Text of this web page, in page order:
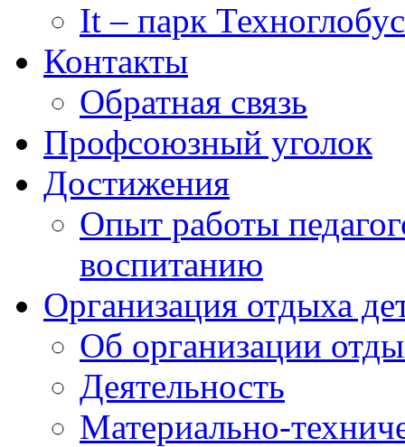
It – парк Техноглобус
Контакты
Обратная связь
Профсоюзный уголок
Достижения
Опыт работы
воспитанию
Организация отдыха
Об организации
Деятельность
Материально-